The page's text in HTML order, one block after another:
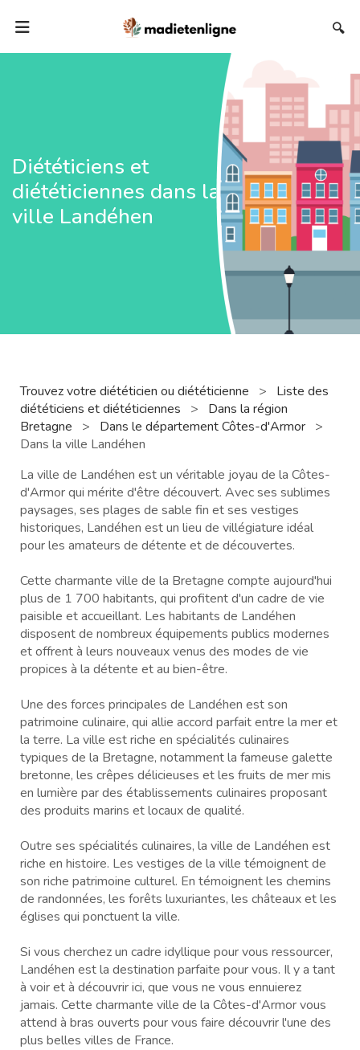
🔍
Diététiciens et
diététiciennes dans la
ville Landéhen
Trouvez votre diététicien ou diététicienne >
Liste des
diététiciens et diététiciennes
>
Dans la région
Bretagne
> Dans le département Côtes-d'Armor >
Dans la ville Landéhen
La ville de Landéhen est un véritable joyau de la Côtes-
d'Armor qui mérite d'être découvert. Avec ses sublimes
paysages, ses plages de sable fin et ses vestiges
historiques, Landéhen est un lieu de villégiature idéal
pour les amateurs de détente et de découvertes.
Cette charmante ville de la Bretagne compte aujourd'hui
plus de 1 700 habitants, qui profitent d'un cadre de vie
paisible et accueillant. Les habitants de Landéhen
disposent de nombreux équipements publics modernes
et offrent à leurs nouveaux venus des modes de vie
propices à la détente et au bien-être.
Une des forces principales de Landéhen est son
patrimoine culinaire, qui allie accord parfait entre la mer et
la terre. La ville est riche en spécialités culinaires
typiques de la Bretagne, notamment la fameuse galette
bretonne, les crêpes délicieuses et les fruits de mer mis
en lumière par des établissements culinaires proposant
des produits marins et locaux de qualité.
Outre ses spécialités culinaires, la ville de Landéhen est
riche en histoire. Les vestiges de la ville témoignent de
son riche patrimoine culturel. En témoignent les chemins
de randonnées, les forêts luxuriantes, les châteaux et les
églises qui ponctuent la ville.
Si vous cherchez un cadre idyllique pour vous ressourcer,
Landéhen est la destination parfaite pour vous. Il y a tant
à voir et à découvrir ici, que vous ne vous ennuierez
jamais. Cette charmante ville de la Côtes-d'Armor vous
attend à bras ouverts pour vous faire découvrir l'une des
plus belles villes de France.